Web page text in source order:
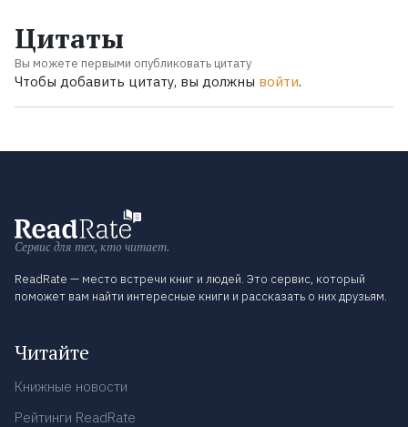
Цитаты
Вы можете первыми опубликовать цитату
Чтобы добавить цитату, вы должны войти.
Сервис для тех, кто читает.
ReadRate — место встречи книг и людей. Это сервис, который
поможет вам найти интересные книги и рассказать о них друзьям.
Читайте
Книжные новости
Рейтинги ReadRate